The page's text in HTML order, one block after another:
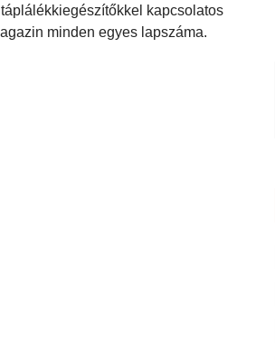
kapcsolatos
minden egyes lapszáma.